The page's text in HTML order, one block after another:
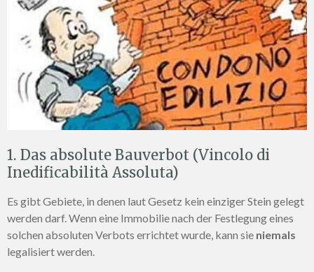
1. Das absolute Bauverbot (Vincolo di
Inedificabilità Assoluta)
Es gibt Gebiete, in denen laut Gesetz kein einziger Stein gelegt
werden darf. Wenn eine Immobilie nach der Festlegung eines
solchen absoluten Verbots errichtet wurde, kann sie niemals
legalisiert werden.